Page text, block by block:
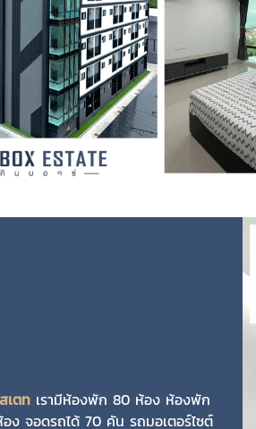
เตท เรามีห้องพัก 80 ห้อง ห้องพัก
ง จอดรถได้ 70 คัน รถมอเตอร์ไซต์